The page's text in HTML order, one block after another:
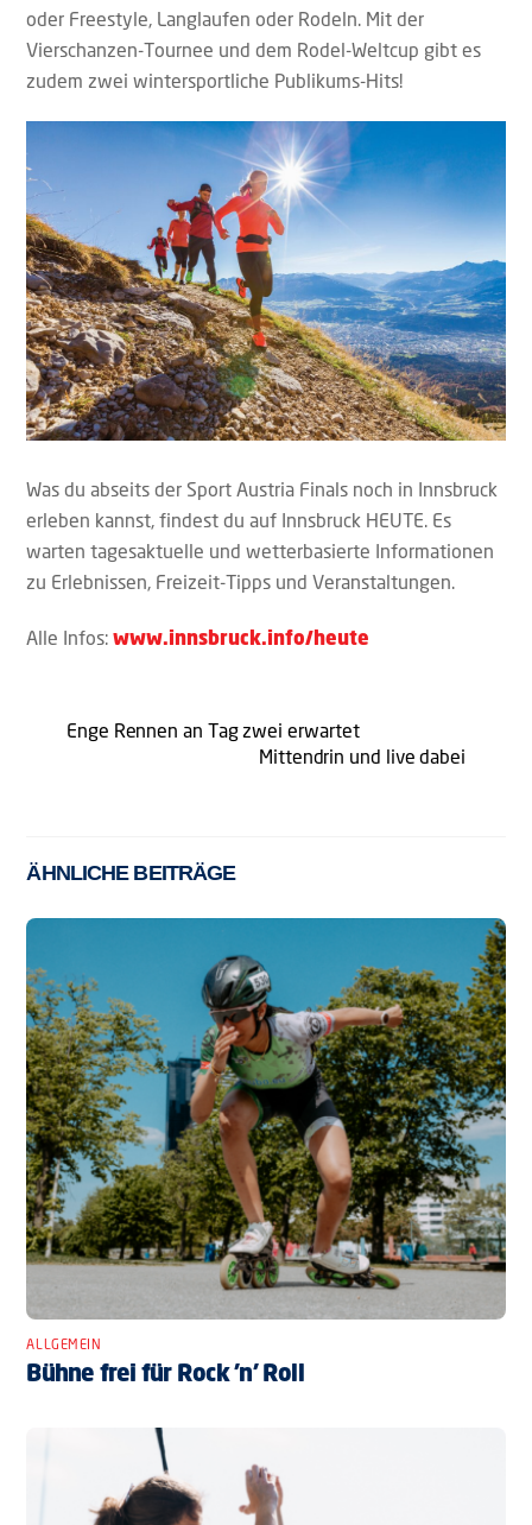
oder Freestyle, Langlaufen oder Rodeln. Mit der
Vierschanzen-Tournee und dem Rodel-Weltcup gibt es
zudem zwei wintersportliche Publikums-Hits!
Was du abseits der Sport Austria Finals noch in Innsbruck
erleben kannst, findest du auf Innsbruck HEUTE. Es
warten tagesaktuelle und wetterbasierte Informationen
zu Erlebnissen, Freizeit-Tipps und Veranstaltungen.
Alle Infos:www.innsbruck.info/heute
Enge Rennen an Tag zwei erwartet
Mittendrin und live dabei
ÄHNLICHE BEITRÄGE
ALLGEMEIN
Bühne frei für Rock ’n’ Roll